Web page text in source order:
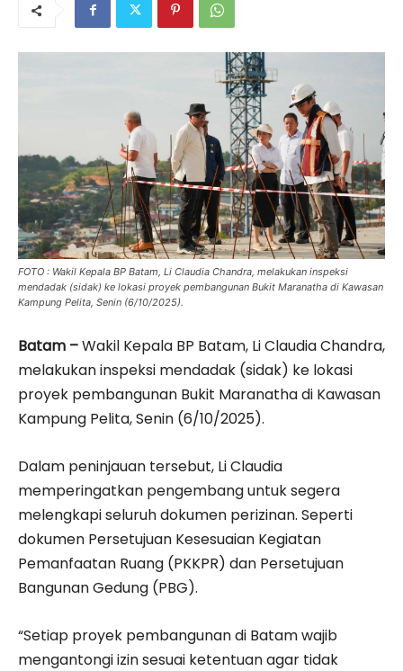
FOTO : Wakil Kepala BP Batam, Li Claudia Chandra, melakukan inspeksi
mendadak (sidak) ke lokasi proyek pembangunan Bukit Maranatha di Kawasan
Kampung Pelita, Senin (6/10/2025).
Batam –Wakil Kepala BP Batam, Li Claudia Chandra,
melakukan inspeksi mendadak (sidak) ke lokasi
proyek pembangunan Bukit Maranatha di Kawasan
Kampung Pelita, Senin (6/10/2025).
Dalam peninjauan tersebut, Li Claudia
memperingatkan pengembang untuk segera
melengkapi seluruh dokumen perizinan. Seperti
dokumen Persetujuan Kesesuaian Kegiatan
Pemanfaatan Ruang (PKKPR) dan Persetujuan
Bangunan Gedung (PBG).
“Setiap proyek pembangunan di Batam wajib
mengantongi izin sesuai ketentuan agar tidak